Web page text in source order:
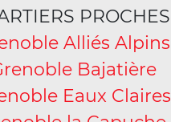
PROCHES
Alliés Alpins
Bajatière
Eaux Claires